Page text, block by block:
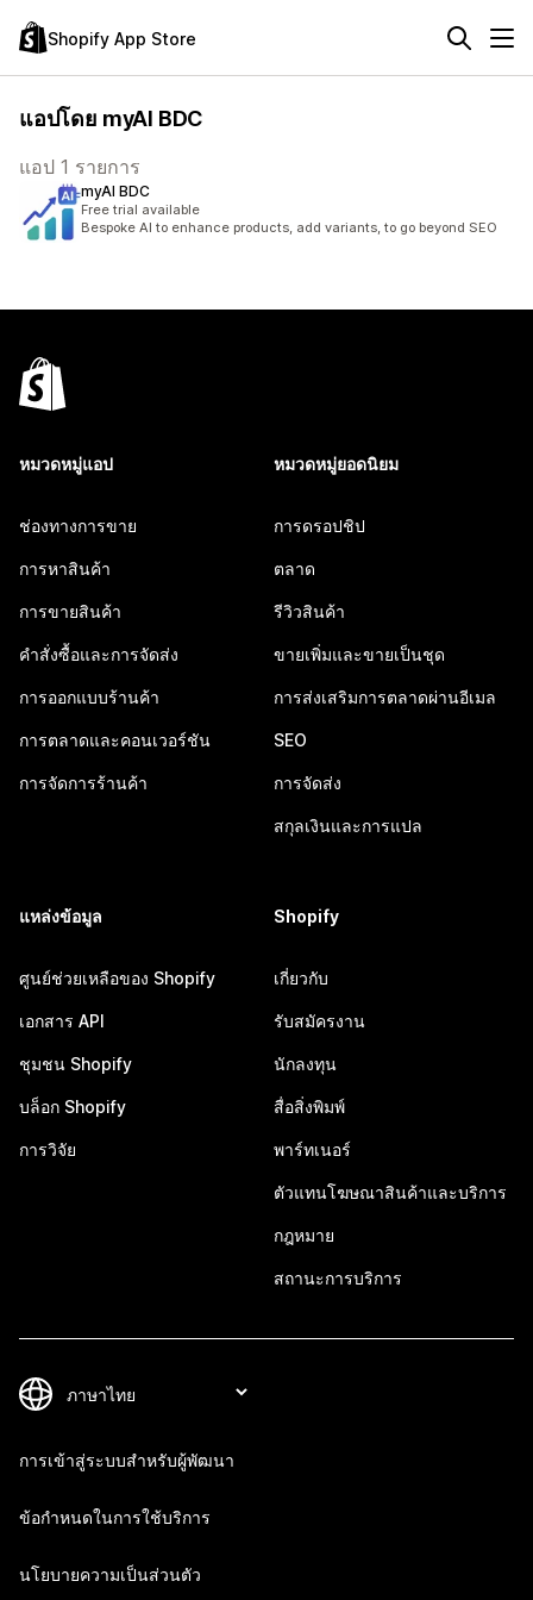
Shopify App Store
แอปโดย myAI BDC
แอป 1 รายการ
myAI BDC
Free trial available
Bespoke AI to enhance products, add variants, to go beyond SEO
หมวดหมู่แอป
ช่องทางการขาย
การหาสินค้า
การขายสินค้า
คำสั่งซื้อและการจัดส่ง
การออกแบบร้านค้า
การตลาดและคอนเวอร์ชัน
การจัดการร้านค้า
หมวดหมู่ยอดนิยม
การดรอปชิป
ตลาด
รีวิวสินค้า
ขายเพิ่มและขายเป็นชุด
การส่งเสริมการตลาดผ่านอีเมล
SEO
การจัดส่ง
สกุลเงินและการแปล
แหล่งข้อมูล
ศูนย์ช่วยเหลือของ Shopify
เอกสาร API
ชุมชน Shopify
บล็อก Shopify
การวิจัย
Shopify
เกี่ยวกับ
รับสมัครงาน
นักลงทุน
สื่อสิ่งพิมพ์
พาร์ทเนอร์
ตัวแทนโฆษณาสินค้าและบริการ
กฎหมาย
สถานะการบริการ
การเข้าสู่ระบบสำหรับผู้พัฒนา
ข้อกำหนดในการใช้บริการ
นโยบายความเป็นส่วนตัว